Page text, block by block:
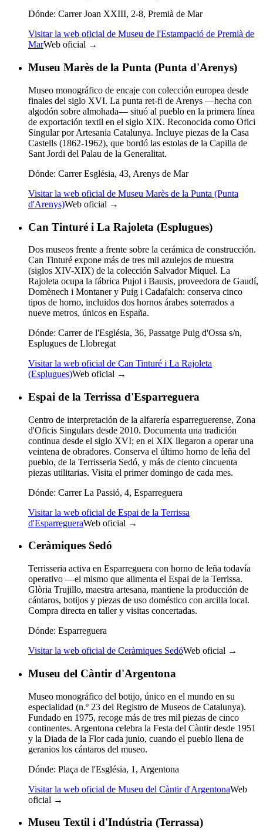
Dónde: Carrer Joan XXIII, 2-8, Premià de Mar
Visitar la web oficial de Museu de l'Estampació de Premià de
MarWeb oficial →
Museu Marès de la Punta (Punta d'Arenys)
Museo monográfico de encaje con colección europea desde
finales del siglo XVI. La punta ret-fi de Arenys —hecha con
algodón sobre almohada— situó al pueblo en la primera línea
de exportación textil en el siglo XIX. Reconocida como Ofici
Singular por Artesania Catalunya. Incluye piezas de la Casa
Castells (1862-1962), que bordó las estolas de la Capilla de
Sant Jordi del Palau de la Generalitat.
Dónde: Carrer Església, 43, Arenys de Mar
Visitar la web oficial de Museu Marès de la Punta (Punta
d'Arenys)Web oficial →
Can Tinturé i La Rajoleta (Esplugues)
Dos museos frente a frente sobre la cerámica de construcción.
Can Tinturé expone más de tres mil azulejos de muestra
(siglos XIV-XIX) de la colección Salvador Miquel. La
Rajoleta ocupa la fábrica Pujol i Bausis, proveedora de Gaudí,
Domènech i Montaner y Puig i Cadafalch: conserva cinco
tipos de horno, incluidos dos hornos árabes soterrados a
nueve metros, únicos en España.
Dónde: Carrer de l'Església, 36, Passatge Puig d'Ossa s/n,
Esplugues de Llobregat
Visitar la web oficial de Can Tinturé i La Rajoleta
(Esplugues)Web oficial →
Espai de la Terrissa d'Esparreguera
Centro de interpretación de la alfarería esparreguerense, Zona
d'Oficis Singulars desde 2010. Documenta una tradición
continua desde el siglo XVI; en el XIX llegaron a operar una
veintena de obradores. Conserva el último horno de leña del
pueblo, de la Terrisseria Sedó, y más de ciento cincuenta
piezas utilitarias. Visita el primer domingo de cada mes.
Dónde: Carrer La Passió, 4, Esparreguera
Visitar la web oficial de Espai de la Terrissa
d'EsparregueraWeb oficial →
Ceràmiques Sedó
Terrisseria activa en Esparreguera con horno de leña todavía
operativo —el mismo que alimenta el Espai de la Terrissa.
Glòria Trujillo, maestra artesana, mantiene la producción de
cántaros, botijos y piezas de uso doméstico con arcilla local.
Compra directa en taller y visitas concertadas.
Dónde: Esparreguera
Visitar la web oficial de Ceràmiques SedóWeb oficial →
Museu del Càntir d'Argentona
Museo monográfico del botijo, único en el mundo en su
especialidad (n.º 23 del Registro de Museos de Catalunya).
Fundado en 1975, recoge más de tres mil piezas de cinco
continentes. Argentona celebra la Festa del Càntir desde 1951
y la Diada de la Flor cada junio, cuando el pueblo llena de
geranios los cántaros del museo.
Dónde: Plaça de l'Església, 1, Argentona
Visitar la web oficial de Museu del Càntir d'ArgentonaWeb
oficial →
Museu Textil i d'Indústria (Terrassa)